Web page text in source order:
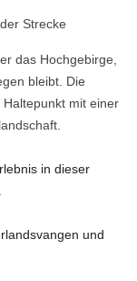
Strecke
das Hochgebirge,
bleibt. Die
mit einer
in dieser
und